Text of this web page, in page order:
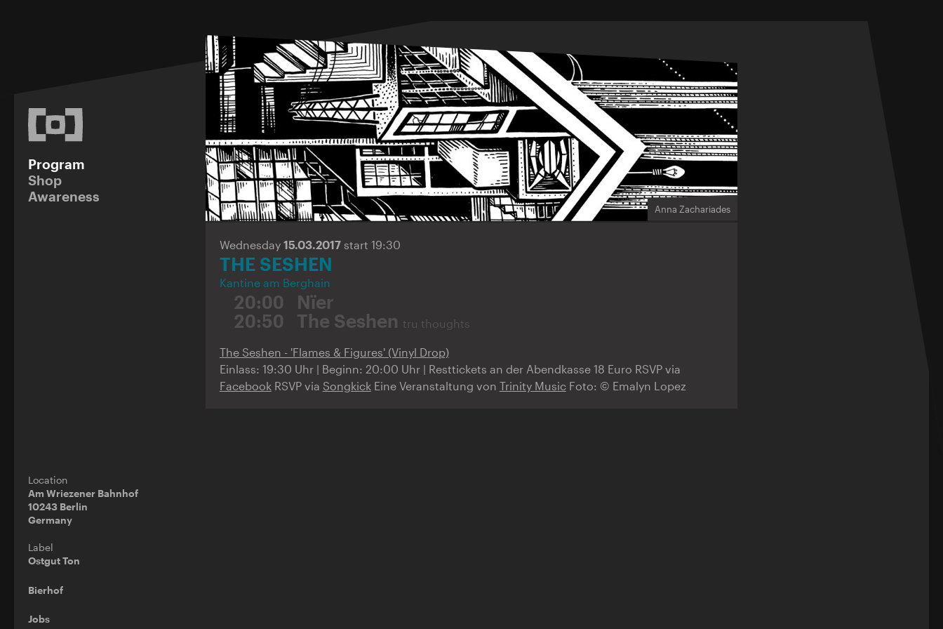
Program
Shop
Awareness
Location
Am Wriezener Bahnhof
10243 Berlin
Germany
Label
Ostgut Ton
Bierhof
Jobs
Anna Zachariades
Wednesday 15.03.2017 start 19:30
THE SESHEN
Kantine am Berghain
20:00
Nïer
20:50
The Seshen tru thoughts
The Seshen - 'Flames & Figures' (Vinyl Drop)
Einlass: 19:30 Uhr | Beginn: 20:00 Uhr | Resttickets an der Abendkasse 18 Euro RSVP via
FacebookRSVP via SongkickEine Veranstaltung von Trinity MusicFoto: © Emalyn Lopez